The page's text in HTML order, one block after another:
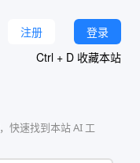
登录
注册
Ctrl + D 收藏本站
，快速找到本站 AI 工